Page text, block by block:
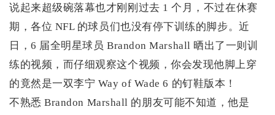
说起来超级碗落幕也才刚刚过去 1 个月，不过在休赛
期，各位 NFL 的球员们也没有停下训练的脚步。近
日，6 届全明星球员 Brandon Marshall 晒出了一则训
练的视频，而仔细观察这个视频，你会发现他脚上穿
的竟然是一双李宁 Way of Wade 6 的钉鞋版本！
不熟悉 Brandon Marshall 的朋友可能不知道，他是